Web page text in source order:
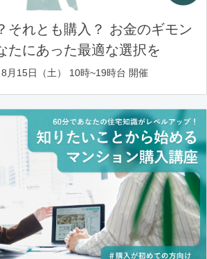
それとも購入？ お金のギモン
たにあった最適な選択を
月15日（土） 10時~19時台 開催